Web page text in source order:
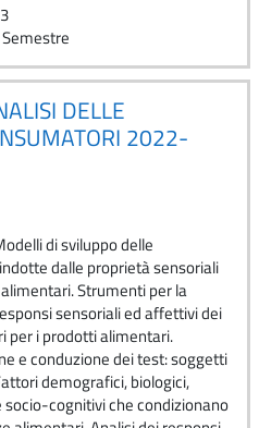
DELLE
2022-
di sviluppo delle
dalle proprietà sensoriali
Strumenti per la
sensoriali ed affettivi dei
per i prodotti alimentari.
e conduzione dei test: soggetti
demografici, biologici,
socio-cognitivi che condizionano